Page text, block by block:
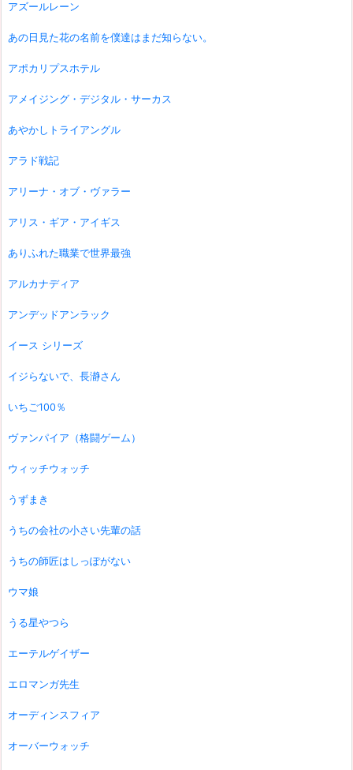
アズールレーン
あの日見た花の名前を僕達はまだ知らない。
アポカリプスホテル
アメイジング・デジタル・サーカス
あやかしトライアングル
アラド戦記
アリーナ・オブ・ヴァラー
アリス・ギア・アイギス
ありふれた職業で世界最強
アルカナディア
アンデッドアンラック
イース シリーズ
イジらないで、長瀞さん
いちご100％
ヴァンパイア（格闘ゲーム）
ウィッチウォッチ
うずまき
うちの会社の小さい先輩の話
うちの師匠はしっぽがない
ウマ娘
うる星やつら
エーテルゲイザー
エロマンガ先生
オーディンスフィア
オーバーウォッチ